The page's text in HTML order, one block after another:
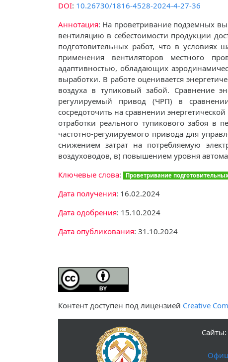
DOI: 10.26730/1816-4528-2024-4-27-36
Аннотация: На проветривание подземных
вентиляцию в себестоимости продукции
подготовительных работ, что в условиях
применения вентиляторов местного
адаптивностью, обладающих
выработки. В работе оценивается
воздуха в тупиковый забой. Сравнение
регулируемый привод (ЧРП) в
сосредоточить на сравнении
отработки реального тупикового забоя в
частотно-регулируемого привода для
снижением затрат на потребляемую
воздуховодов, в) повышением уровня
Ключевые слова: Проветривание
Дата получения: 16.02.2024
Дата одобрения: 15.10.2024
Дата опубликования: 31.10.2024
Контент доступен под лицензией Creative
Сайты: